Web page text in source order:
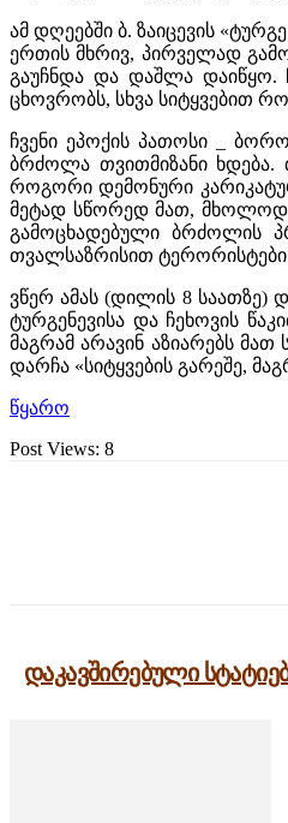
ამ დღეებში ბ. ზაიცევის
ერთის მხრივ, პირველად
გაუჩნდა და დაშლა დაიწყო.
ცხოვრობს, სხვა სიტყვებით
ჩვენი ეპოქის პათოსი _
ბრძოლა თვითმიზანი
როგორი დემონური
მეტად სწორედ მათ, მხოლოდ
გამოცხადებული ბრძოლის
თვალსაზრისით
ვწერ ამას (დილის 8 საათზე)
ტურგენევისა და ჩეხოვის
მაგრამ არავინ აზიარებს
დარჩა «სიტყვების გარეშე,
წყარო
Post Views: 8
დაკავშირებული